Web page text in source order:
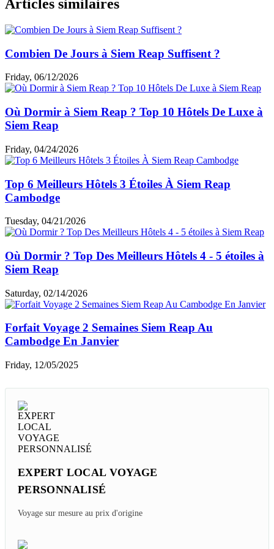
Décembre et janvier sont les meilleurs mois pour
visiter entre juin et octobre, une période qui vous permettra
également d'admirer les temples anciens entourés d'un
magnifique tapis de verdure. L'été (avril et mai) est à éviter
absolument !
Rosa L. 5.0 Excellent
Comment se déplacer à Siem Reap ?
Le centre de Siem Reap est facile à explorer à pied et de
nombreux tuk-tuks sont disponibles pour les longues
distances. Vous pouvez utiliser l'application Grab ou Pass
pour trouver des trajets en tuk-tuk abordables. Pour ceux qui
préfèrent leur propre moyen de transport, il existe de
nombreuses options pour louer des motos, des vélos
Choses à faire & à voir
Cuisine & café
Top hébergements
Loisirs et shopping
Informations utiles
Expériences des clients
Articles similaires
Combien De Jours à Siem Reap Suffisent ?
Friday, 06/12/2026
Où Dormir à Siem Reap ? Top 10 Hôtels De Luxe à
Siem Reap
Friday, 04/24/2026
Cambodge